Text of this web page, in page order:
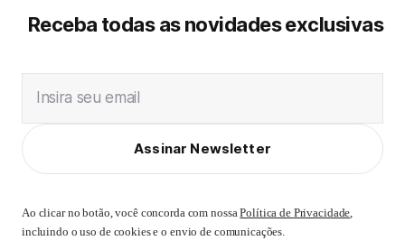
Receba todas as novidades exclusivas
Insira seu email
Assinar Newsletter
Ao clicar no botão, você concorda com nossaPolítica de Privacidade,
incluindo o uso de cookies e o envio de comunicações.